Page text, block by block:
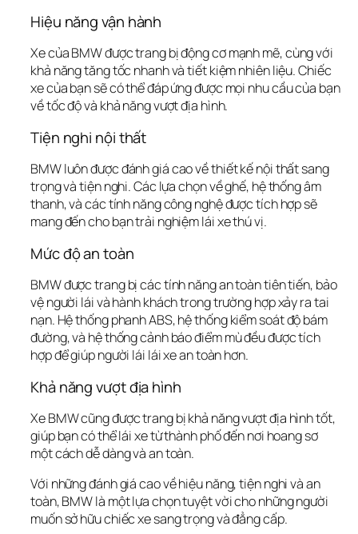
Hiệu năng vận hành
Xe của BMW được trang bị động cơ mạnh mẽ, cùng với
khả năng tăng tốc nhanh và tiết kiệm nhiên liệu. Chiếc
xe của bạn sẽ có thể đáp ứng được mọi nhu cầu của bạn
về tốc độ và khả năng vượt địa hình.
Tiện nghi nội thất
BMW luôn được đánh giá cao về thiết kế nội thất sang
trọng và tiện nghi. Các lựa chọn về ghế, hệ thống âm
thanh, và các tính năng công nghệ được tích hợp sẽ
mang đến cho bạn trải nghiệm lái xe thú vị.
Mức độ an toàn
BMW được trang bị các tính năng an toàn tiên tiến, bảo
vệ người lái và hành khách trong trường hợp xảy ra tai
nạn. Hệ thống phanh ABS, hệ thống kiểm soát độ bám
đường, và hệ thống cảnh báo điểm mù đều được tích
hợp để giúp người lái lái xe an toàn hơn.
Khả năng vượt địa hình
Xe BMW cũng được trang bị khả năng vượt địa hình tốt,
giúp bạn có thể lái xe từ thành phố đến nơi hoang sơ
một cách dễ dàng và an toàn.
Với những đánh giá cao về hiệu năng, tiện nghi và an
toàn, BMW là một lựa chọn tuyệt vời cho những người
muốn sở hữu chiếc xe sang trọng và đẳng cấp.